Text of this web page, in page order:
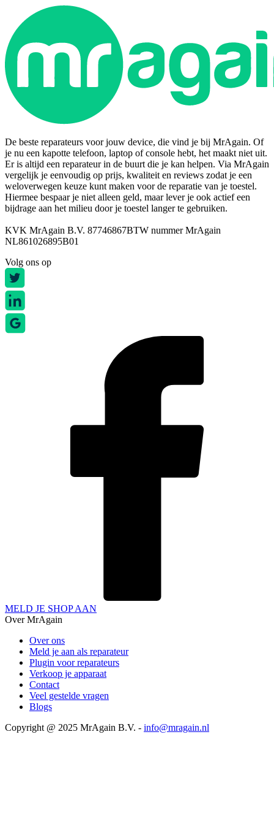
De beste reparateurs voor jouw device, die vind je bij MrAgain. Of
je nu een kapotte telefoon, laptop of console hebt, het maakt niet uit.
Er is altijd een reparateur in de buurt die je kan helpen. Via MrAgain
vergelijk je eenvoudig op prijs, kwaliteit en reviews zodat je een
weloverwegen keuze kunt maken voor de reparatie van je toestel.
Hiermee bespaar je niet alleen geld, maar lever je ook actief een
bijdrage aan het milieu door je toestel langer te gebruiken.
KVK MrAgain B.V. 87746867BTW nummer MrAgain
NL861026895B01
Volg ons op
MELD JE SHOP AAN
Over MrAgain
Over ons
Meld je aan als reparateur
Plugin voor reparateurs
Verkoop je apparaat
Contact
Veel gestelde vragen
Blogs
Copyright @ 2025 MrAgain B.V. - info@mragain.nl